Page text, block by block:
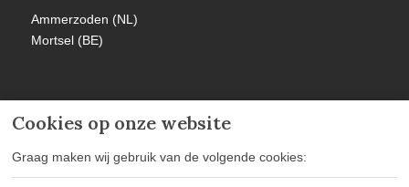
Cookies op onze website
Graag maken wij gebruik van de volgende cookies:
Ammerzoden (NL)
Mortsel (BE)
MEER INFORMATIE
Privacy policy